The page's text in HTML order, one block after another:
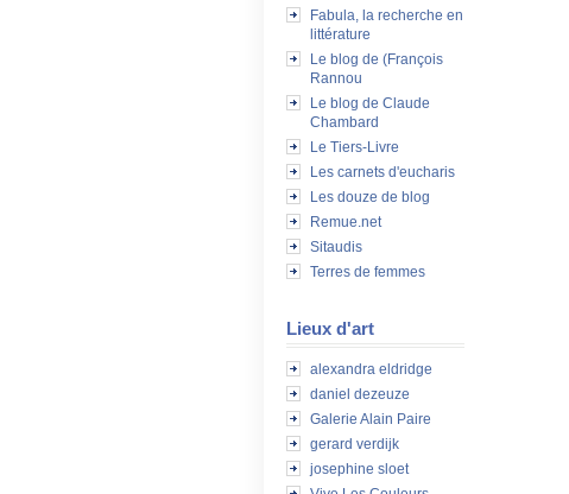
Fabula, la recherche en
littérature
Le blog de (François
Rannou
Le blog de Claude
Chambard
Le Tiers-Livre
Les carnets d'eucharis
Les douze de blog
Remue.net
Sitaudis
Terres de femmes
Lieux d'art
alexandra eldridge
daniel dezeuze
Galerie Alain Paire
gerard verdijk
josephine sloet